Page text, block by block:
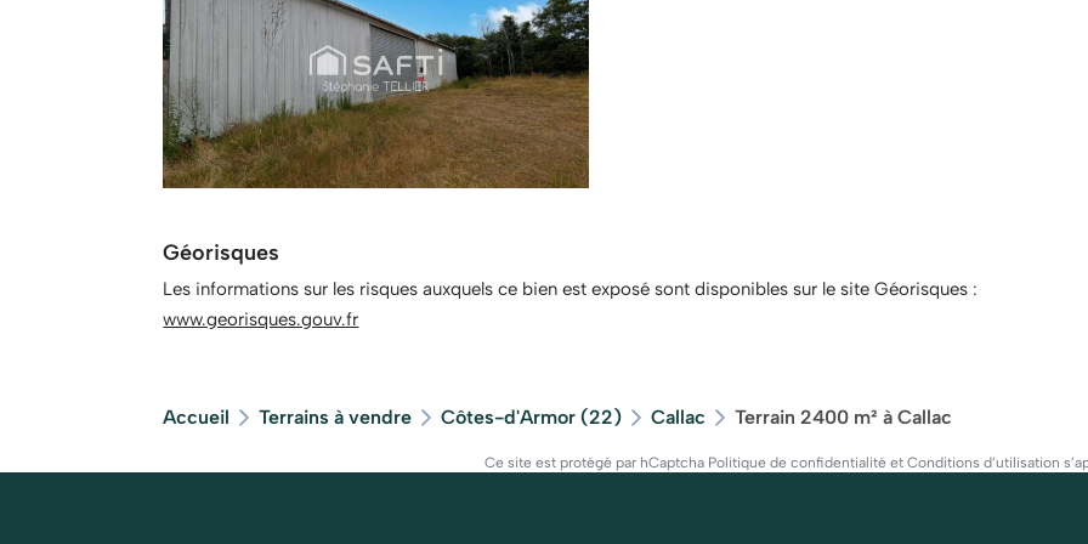
Géorisques
Les informations sur les risques auxquels ce bien est exposé sont disponibles sur le site Géorisques :
www.georisques.gouv.fr
Accueil Terrains à vendre Côtes-d'Armor (22) Callac Terrain 2400 m² à Callac
Ce site est protégé par hCaptcha Politique de confidentialitéet Conditions d’utilisation